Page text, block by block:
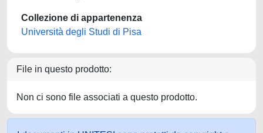
Collezione di appartenenza
Università degli Studi di Pisa
File in questo prodotto:
Non ci sono file associati a questo prodotto.